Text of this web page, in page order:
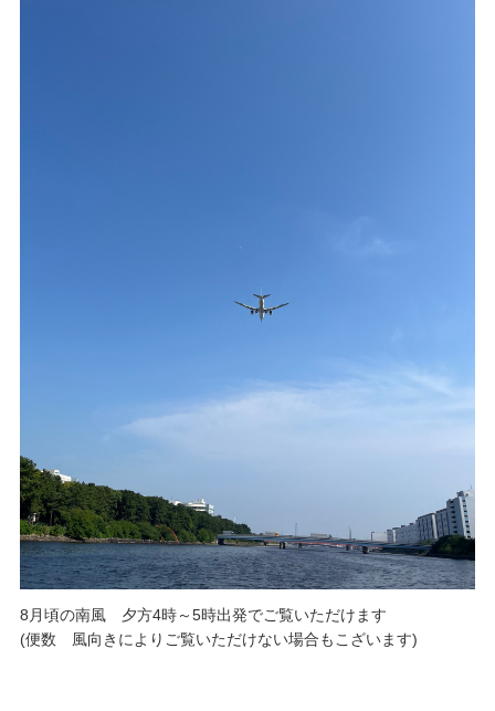
8月頃の南風 夕方4時～5時出発でご覧いただけます
(便数 風向きによりご覧いただけない場合もこざいます)